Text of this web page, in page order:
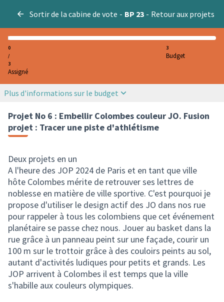
Sortir de la cabine de vote - BP 23 - Retour aux projets
0
/
3
Assigné
3
Budget
Plus d'informations sur le budget
Projet No 6 : Embellir Colombes couleur JO. Fusion
projet : Tracer une piste d'athlétisme
Deux projets en un
A l'heure des JOP 2024 de Paris et en tant que ville
hôte Colombes mérite de retrouver ses lettres de
noblesse en matière de ville sportive. C'est pourquoi je
propose d'utiliser le design actif des JO dans nos rue
pour rappeler à tous les colombiens que cet événement
planétaire se passe chez nous. Jouer au basket dans la
rue grâce à un panneau peint sur une façade, courir un
100 m sur le trottoir grâce à des couloirs peints au sol,
autant d'activités ludiques pour petits et grands. Les
JOP arrivent à Colombes il est temps que la ville
s'habille aux couleurs olympiques.